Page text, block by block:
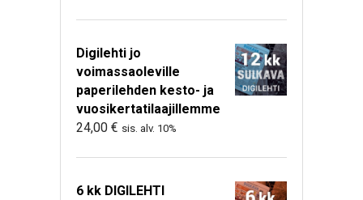
Digilehti jo
voimassaoleville
paperilehden kesto- ja
vuosikertatilaajillemme
24,00 € sis. alv. 10%
6 kk DIGILEHTI